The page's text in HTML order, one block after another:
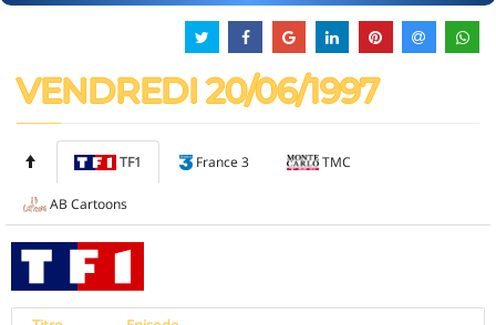
VENDREDI 20/06/1997
TF1 France 3 TMC
AB Cartoons